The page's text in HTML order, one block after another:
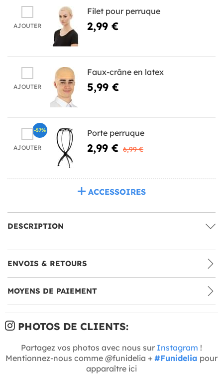
AJOUTER
Filet pour perruque
2,99 €
AJOUTER
Faux-crâne en latex
5,99 €
AJOUTER
Porte perruque
2,99 € 6,99 €
-57%
ACCESSOIRES
DESCRIPTION
ENVOIS & RETOURS
MOYENS DE PAIEMENT
PHOTOS DE CLIENTS:
Partagez vos photos avec nous sur Instagram !
Mentionnez-nous comme @funidelia + #Funidelia pour
apparaître ici